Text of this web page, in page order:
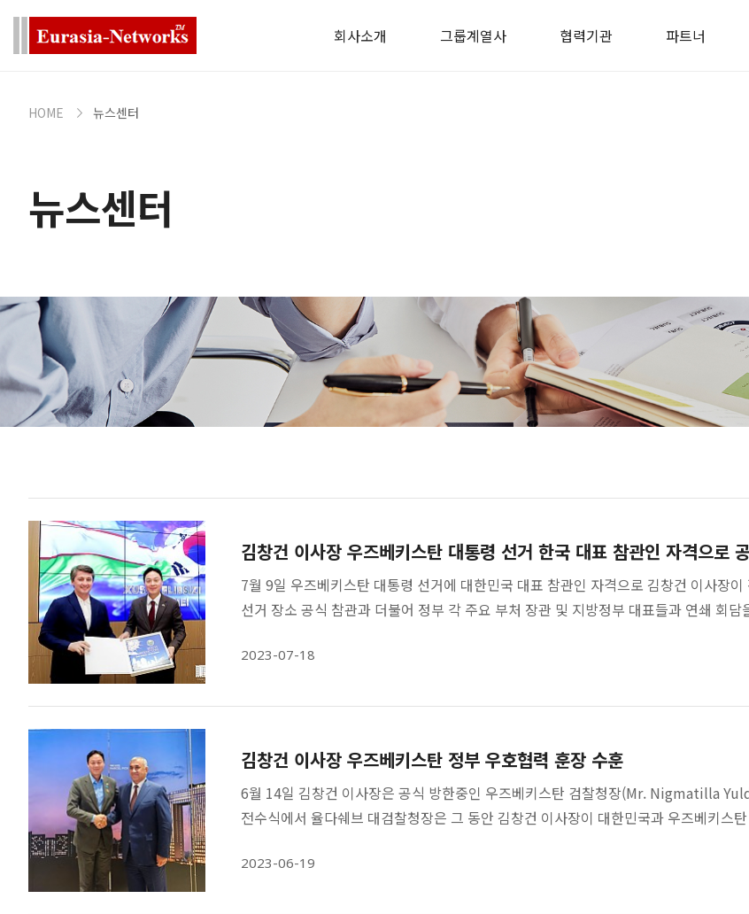
회사소개 그룹계열사 협력기관 파트너
HOME 뉴스센터
뉴스센터
김창건 이사장 우즈베키스탄 대통령 선거 한국 대표 참관인 자격으로
7월 9일 우즈베키스탄 대통령 선거에 대한민국 대표 참관인 자격으로 김창건 이사장
선거 장소 공식 참관과 더불어 정부 각 주요 부처 장관 및 지방정부 대표들과 연쇄 회
2023-07-18
김창건 이사장 우즈베키스탄 정부 우호협력 훈장 수훈
6월 14일 김창건 이사장은 공식 방한중인 우즈베키스탄 검찰청장(Mr. Nigmatilla
전수식에서 율다쉐브 대검찰청장은 그 동안 김창건 이사장이 대한민국과 우즈베키스
2023-06-19